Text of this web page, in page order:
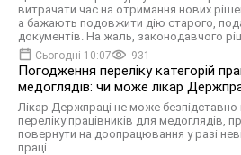
витрачати час на отримання нових
а бажають подовжити дію старого,
документів. На жаль, законодавчого
Сьогодні 10:07 931
Погодження переліку категорій
медоглядів: чи може лікар
Лікар Держпраці не може безпідставно
переліку працівників для медоглядів,
повернути на доопрацювання у разі
праці